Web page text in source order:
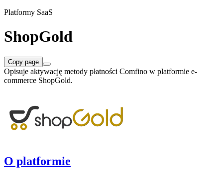
Platformy SaaS
ShopGold
Copy page
Opisuje aktywację metody płatności Comfino w platformie e-
commerce ShopGold.
O platformie